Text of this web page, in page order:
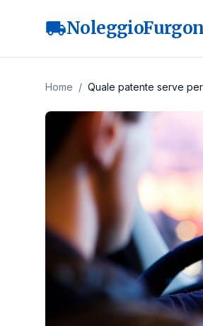
local_shipping
Home / Quale patente serve